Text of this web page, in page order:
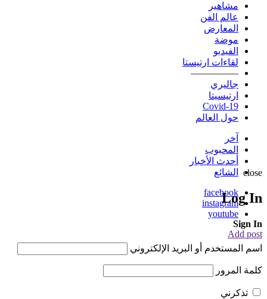
مشاهير
عالم الفن
المعارض
موضة
الفيديو
لقاءات ارتيستا
—————
جاليري
ارتيسيتا
Covid-19
حول العالم
آخر
المحبوب
أحدث الأخبار
الشائع
facebook
instagram
youtube
Add post
close
Log In
Sign In
اسم المستخدم أو البريد الإلكتروني
كلمة المرور
تذكرني